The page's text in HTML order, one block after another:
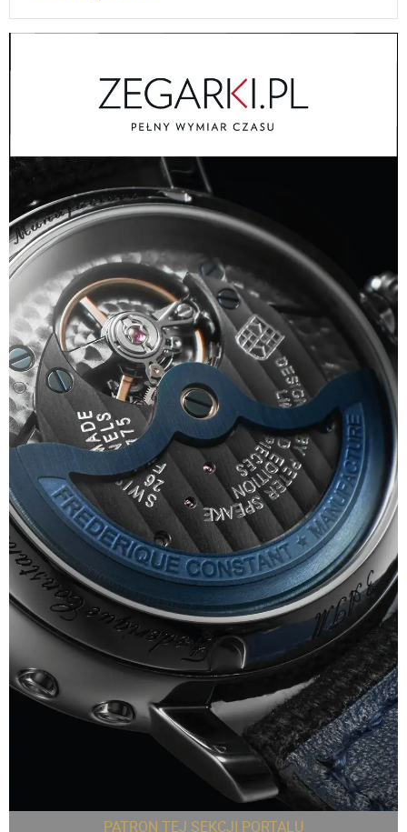
PATRON TEJ SEKCJI PORTALU